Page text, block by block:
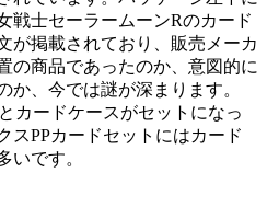
戦士セーラームーンRのカード
が掲載されており、販売メーカ
の商品であったのか、意図的に
か、今では謎が深まります。
カードケースがセットになっ
スPPカードセットにはカード
いです。